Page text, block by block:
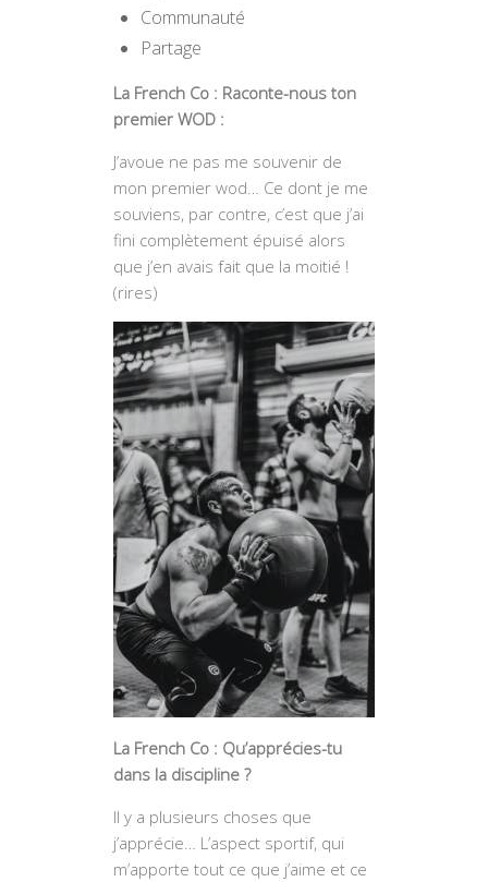
Communauté
Partage
La French Co : Raconte-nous ton
premier WOD :
J’avoue ne pas me souvenir de
mon premier wod… Ce dont je me
souviens, par contre, c’est que j’ai
fini complètement épuisé alors
que j’en avais fait que la moitié !
(rires)
La French Co : Qu’apprécies-tu
dans la discipline ?
Il y a plusieurs choses que
j’apprécie… L’aspect sportif, qui
m’apporte tout ce que j’aime et ce